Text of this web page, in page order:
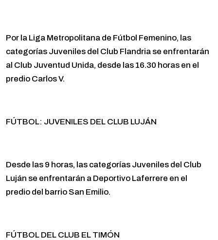
Por la Liga Metropolitana de Fútbol Femenino, las
categorías Juveniles del Club Flandria se enfrentarán
al Club Juventud Unida, desde las 16.30 horas en el
predio Carlos V.
FÚTBOL: JUVENILES DEL CLUB LUJÁN
Desde las 9 horas, las categorías Juveniles del Club
Luján se enfrentarán a Deportivo Laferrere en el
predio del barrio San Emilio.
FÚTBOL DEL CLUB EL TIMÓN